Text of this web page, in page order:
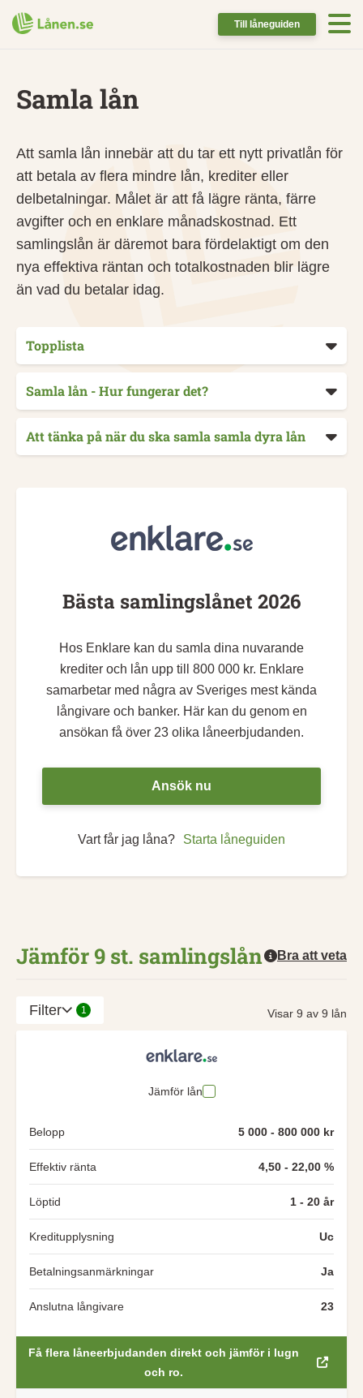
Till låneguiden
Samla lån
Att samla lån innebär att du tar ett nytt privatlån för
att betala av flera mindre lån, krediter eller
delbetalningar. Målet är att få lägre ränta, färre
avgifter och en enklare månadskostnad. Ett
samlingslån är däremot bara fördelaktigt om den
nya effektiva räntan och totalkostnaden blir lägre
än vad du betalar idag.
Topplista
Samla lån - Hur fungerar det?
Att tänka på när du ska samla samla dyra lån
Bästa samlingslånet 2026
Hos Enklare kan du samla dina nuvarande
krediter och lån upp till 800 000 kr. Enklare
samarbetar med några av Sveriges mest kända
långivare och banker. Här kan du genom en
ansökan få över 23 olika låneerbjudanden.
Ansök nu
Vart får jag låna? Starta låneguiden
Jämför 9 st. samlingslån Bra att veta
Filter 1 Visar 9 av 9 lån
Jämför lån
Belopp 5 000 - 800 000 kr
Effektiv ränta 4,50 - 22,00 %
Löptid 1 - 20 år
Kreditupplysning Uc
Betalningsanmärkningar Ja
Anslutna långivare 23
Få flera låneerbjudanden direkt och jämför i lugn
och ro.